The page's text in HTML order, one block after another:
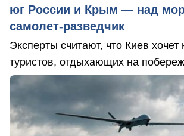
юг России и Крым — над
самолет-разведчик
Эксперты считают, что Киев хочет
туристов, отдыхающих на